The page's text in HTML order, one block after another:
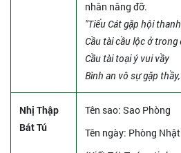
nhân nâng đỡ.
"Tiểu Cát gặp hội
Cầu tài cầu lộc ở trong
Cầu tài toại ý vui vầy
Bình an vô sự gặp
Nhị Thập
Bát Tú
Tên sao: Sao Phòng
Tên ngày: Phòng